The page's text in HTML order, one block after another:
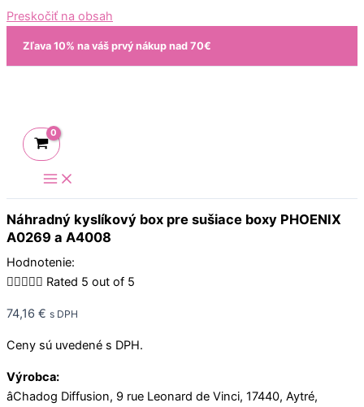
Preskočiť na obsah
Zľava 10% na váš prvý nákup nad 70€
Náhradný kyslíkový box pre sušiace boxy PHOENIX
A0269 a A4008
Hodnotenie:
 Rated 5 out of 5
74,16 € s DPH
Ceny sú uvedené s DPH.
Výrobca:
âChadog Diffusion, 9 rue Leonard de Vinci, 17440, Aytré,